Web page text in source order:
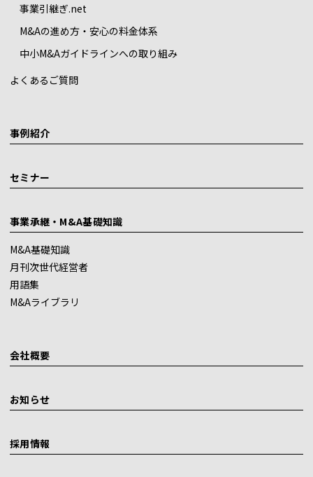
事業引継ぎ.net
M&Aの進め方・安心の料金体系
中小M&Aガイドラインへの取り組み
よくあるご質問
事例紹介
セミナー
事業承継・M&A基礎知識
M&A基礎知識
月刊次世代経営者
用語集
M&Aライブラリ
会社概要
お知らせ
採用情報